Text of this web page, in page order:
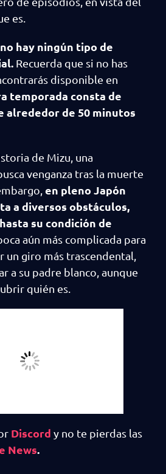
es.
hay ningún tipo de
Recuerda que si no has
disponible en
temporada consta de
alrededor de 50 minutos
de Mizu, una
venganza tras la muerte
en pleno Japón
a diversos obstáculos,
su condición de
aún más complicada para
un giro más trascendental,
a su padre blanco, aunque
quién es.
Discord y no te pierdas las
News.